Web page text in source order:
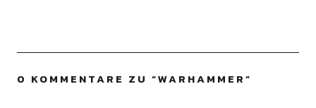
0 KOMMENTARE ZU “WARHAMMER”